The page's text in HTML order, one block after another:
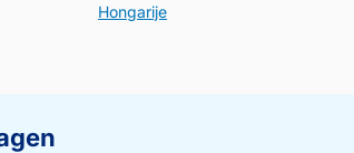
Hongarije